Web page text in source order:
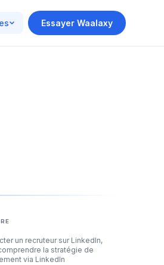
Essayer Waalaxy
un recruteur sur LinkedIn,
la stratégie de
via LinkedIn